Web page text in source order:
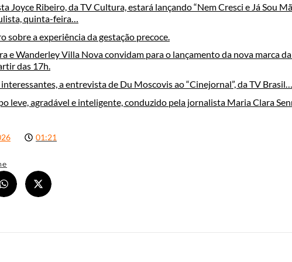
Joyce Ribeiro, da TV Cultura, estará lançando “Nem Cresci e Já Sou
quinta-feira…
sobre a experiência da gestação precoce.
e Wanderley Villa Nova convidam para o lançamento da nova marca da
das 17h.
interessantes, a entrevista de Du Moscovis ao “Cinejornal”, da TV Brasil…
leve, agradável e inteligente, conduzido pela jornalista Maria Clara
01:21